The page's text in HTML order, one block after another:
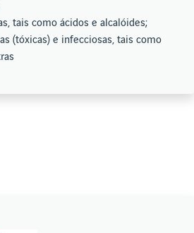
tais como ácidos e alcalóides;
(tóxicas) e infecciosas, tais como